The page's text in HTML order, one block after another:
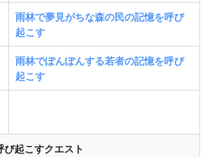
雨林で夢見がちな森の民の記憶を呼び
起こす
雨林でぽんぽんする若者の記憶を呼び
起こす
び起こすクエスト